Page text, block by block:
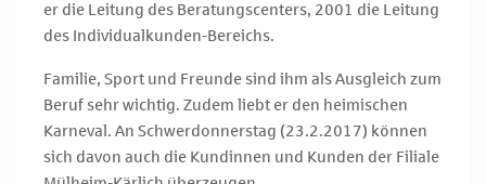
er die Leitung des Beratungscenters, 2001 die Leitung
des Individualkunden-Bereichs.
Familie, Sport und Freunde sind ihm als Ausgleich zum
Beruf sehr wichtig. Zudem liebt er den heimischen
Karneval. An Schwerdonnerstag (23.2.2017) können
sich davon auch die Kundinnen und Kunden der Filiale